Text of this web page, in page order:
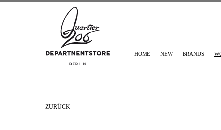
HOME NEW BRANDS
ZURÜCK